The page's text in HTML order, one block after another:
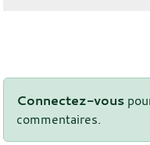
Connectez-vous
commentaires.